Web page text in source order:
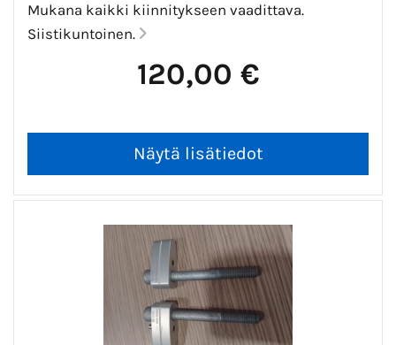
Mukana kaikki kiinnitykseen vaadittava.
Siistikuntoinen.
120,00 €